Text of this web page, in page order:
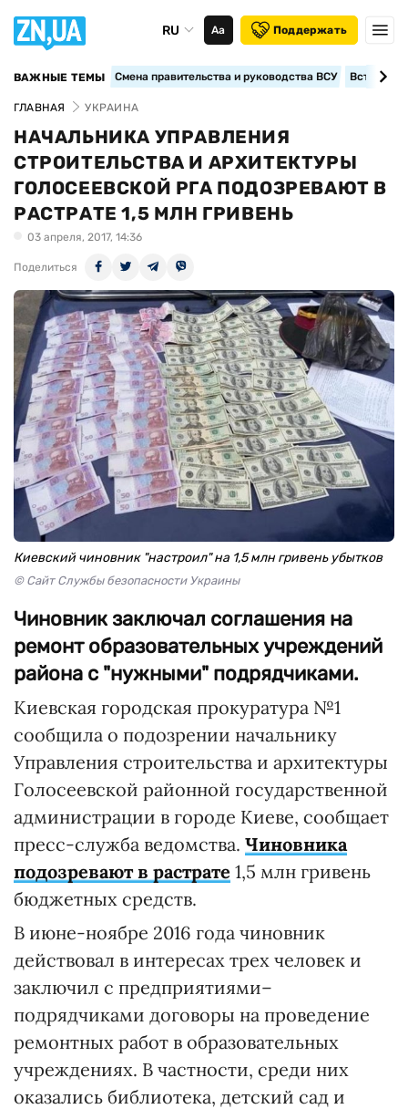
RU Аа Поддержать
ВАЖНЫЕ ТЕМЫ Смена правительства и руководства ВСУ
ГЛАВНАЯ УКРАИНА
НАЧАЛЬНИКА УПРАВЛЕНИЯ
СТРОИТЕЛЬСТВА И АРХИТЕКТУРЫ
ГОЛОСЕЕВСКОЙ РГА ПОДОЗРЕВАЮТ В
РАСТРАТЕ 1,5 МЛН ГРИВЕНЬ
03 апреля, 2017, 14:36
Поделиться
Киевский чиновник "настроил" на 1,5 млн гривень убытков
© Сайт Службы безопасности Украины
Чиновник заключал соглашения на
ремонт образовательных учреждений
района с "нужными" подрядчиками.
Киевская городская прокуратура №1
сообщила о подозрении начальнику
Управления строительства и архитектуры
Голосеевской районной государственной
администрации в городе Киеве, сообщает
пресс-служба ведомства. Чиновника
подозревают в растрате 1,5 млн гривень
бюджетных средств.
В июне-ноябре 2016 года чиновник
действовал в интересах трех человек и
заключил с предприятиями–
подрядчиками договоры на проведение
ремонтных работ в образовательных
учреждениях. В частности, среди них
оказались библиотека, детский сад и